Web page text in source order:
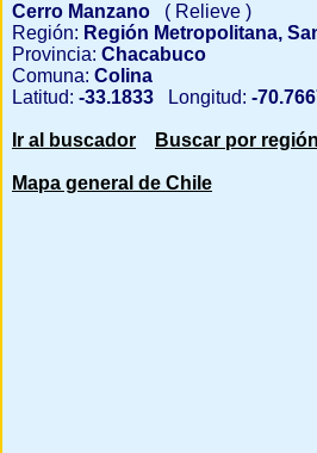
Cerro Manzano
( Relieve )
Región: Región Metropolitana,
Provincia: Chacabuco
Comuna: Colina
Latitud: -33.1833 Longitud: -
Ir al buscador Buscar por región
Mapa general de Chile